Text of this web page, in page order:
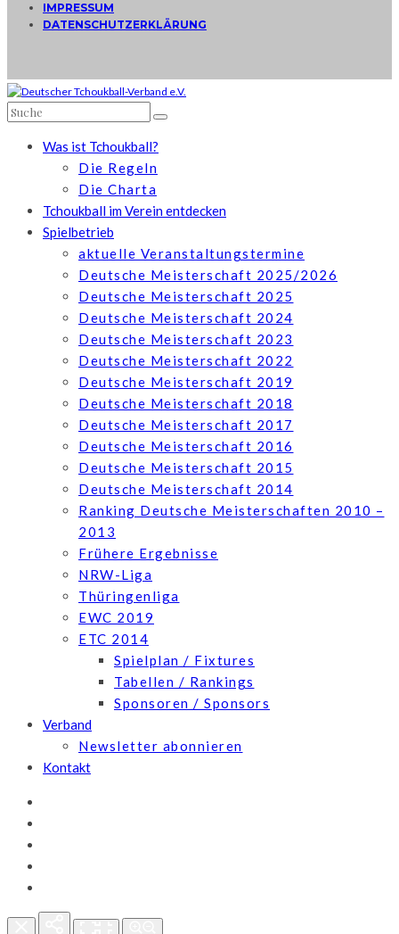
IMPRESSUM
DATENSCHUTZERKLÄRUNG
Was ist Tchoukball?
Die Regeln
Die Charta
Tchoukball im Verein entdecken
Spielbetrieb
aktuelle Veranstaltungstermine
Deutsche Meisterschaft 2025/2026
Deutsche Meisterschaft 2025
Deutsche Meisterschaft 2024
Deutsche Meisterschaft 2023
Deutsche Meisterschaft 2022
Deutsche Meisterschaft 2019
Deutsche Meisterschaft 2018
Deutsche Meisterschaft 2017
Deutsche Meisterschaft 2016
Deutsche Meisterschaft 2015
Deutsche Meisterschaft 2014
Ranking Deutsche Meisterschaften 2010 –
2013
Frühere Ergebnisse
NRW-Liga
Thüringenliga
EWC 2019
ETC 2014
Spielplan / Fixtures
Tabellen / Rankings
Sponsoren / Sponsors
Verband
Newsletter abonnieren
Kontakt